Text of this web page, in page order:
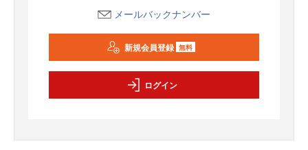
メールバックナンバー
新規会員登録 無料
ログイン